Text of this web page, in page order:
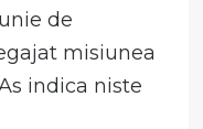
de
misiunea
indica niste